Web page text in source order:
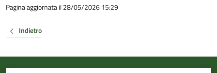
Pagina aggiornata il 28/05/2026 15:29
Indietro